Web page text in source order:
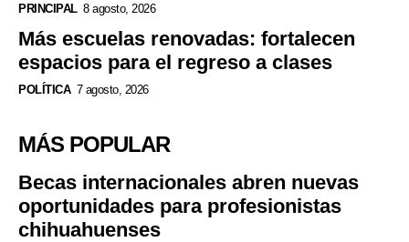
PRINCIPAL 8 agosto, 2026
Más escuelas renovadas: fortalecen
espacios para el regreso a clases
POLÍTICA 7 agosto, 2026
MÁS POPULAR
Becas internacionales abren nuevas
oportunidades para profesionistas
chihuahuenses